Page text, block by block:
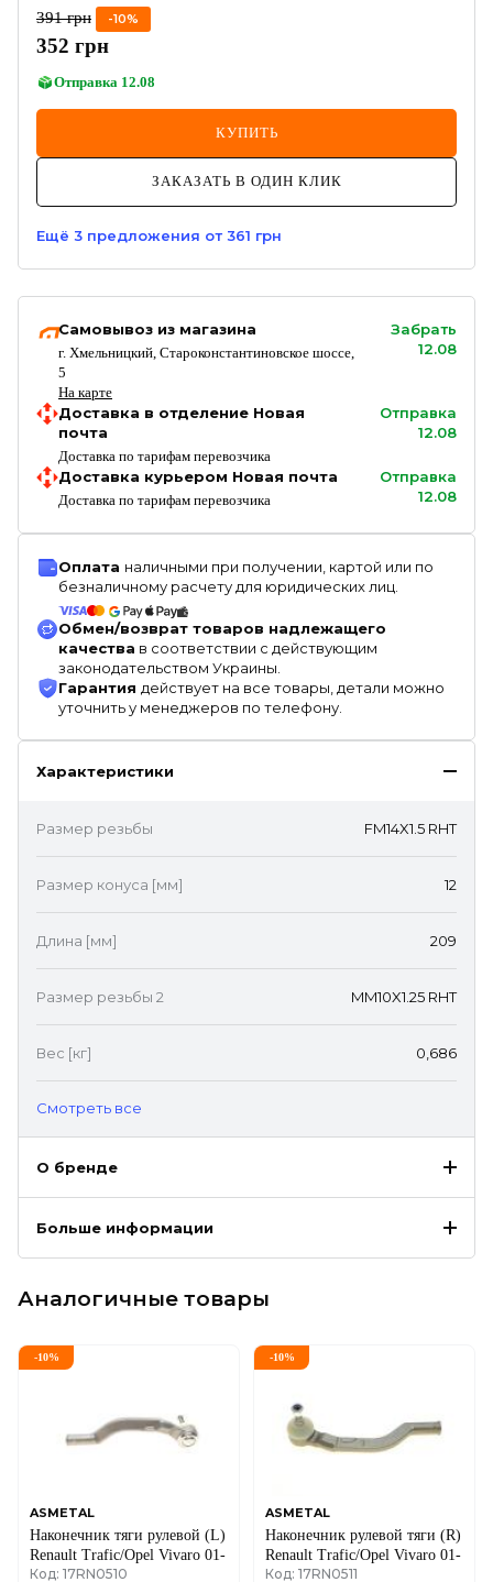
391 грн -10%
352 грн
Отправка 12.08
КУПИТЬ
ЗАКАЗАТЬ В ОДИН КЛИК
Ещё 3 предложения от 361 грн
Самовывоз из магазина
г. Хмельницкий, Староконстантиновское шоссе,
5
На карте
Забрать
12.08
Доставка в отделение Новая
почта
Доставка по тарифам перевозчика
Отправка
12.08
Доставка курьером Новая почта
Доставка по тарифам перевозчика
Отправка
12.08
Оплата наличными при получении, картой или по
безналичному расчету для юридических лиц.
Обмен/возврат товаров надлежащего
качества в соответствии с действующим
законодательством Украины.
Гарантия действует на все товары, детали можно
уточнить у менеджеров по телефону.
Характеристики
Размер резьбы FM14X1.5 RHT
Размер конуса [мм] 12
Длина [мм] 209
Размер резьбы 2 MM10X1.25 RHT
Вес [кг] 0,686
Cмотреть все
О бренде
Больше информации
Аналогичные товары
-10%
ASMETAL
Наконечник тяги рулевой (L)
Renault Trafic/Opel Vivaro 01-
Код: 17RN0510
-10%
ASMETAL
Наконечник рулевой тяги (R)
Renault Trafic/Opel Vivaro 01-
Код: 17RN0511